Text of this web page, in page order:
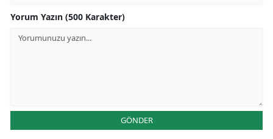
Yorum Yazın (500 Karakter)
GÖNDER